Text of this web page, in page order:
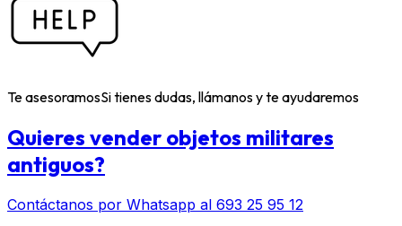
Te asesoramosSi tienes dudas, llámanos y te ayudaremos
Quieres vender objetos militares
antiguos?
Contáctanos por Whatsapp al 693 25 95 12